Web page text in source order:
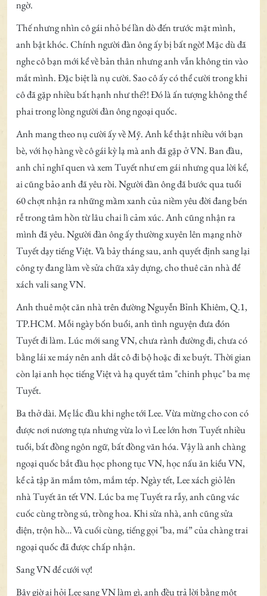
ngờ.
Thế nhưng nhìn cô gái nhỏ bé lần dò đến trước mặt mình,
anh bật khóc. Chính người đàn ông ấy bị bất ngờ! Mặc dù đã
nghe cô bạn mới kể về bản thân nhưng anh vẫn không tin vào
mắt mình. Đặc biệt là nụ cười. Sao cô ấy có thể cười trong khi
cô đã gặp nhiều bất hạnh như thế?! Đó là ấn tượng không thể
phai trong lòng người đàn ông ngoại quốc.
Anh mang theo nụ cười ấy về Mỹ. Anh kể thật nhiều với bạn
bè, với họ hàng về cô gái kỳ lạ mà anh đã gặp ở VN. Ban đầu,
anh chỉ nghĩ quen và xem Tuyết như em gái nhưng qua lời kể,
ai cũng bảo anh đã yêu rồi. Người đàn ông đã bước qua tuổi
60 chợt nhận ra những mầm xanh của niềm yêu đời đang bén
rễ trong tâm hồn từ lâu chai lì cảm xúc. Anh cũng nhận ra
mình đã yêu. Người đàn ông ấy thường xuyên lên mạng nhờ
Tuyết dạy tiếng Việt. Và bảy tháng sau, anh quyết định sang lại
công ty đang làm về sửa chữa xây dựng, cho thuê căn nhà để
xách vali sang VN.
Anh thuê một căn nhà trên đường Nguyễn Bỉnh Khiêm, Q.1,
TP.HCM. Mỗi ngày bốn buổi, anh tình nguyện đưa đón
Tuyết đi làm. Lúc mới sang VN, chưa rành đường đi, chưa có
bằng lái xe máy nên anh dắt cô đi bộ hoặc đi xe buýt. Thời gian
còn lại anh học tiếng Việt và hạ quyết tâm "chinh phục" ba mẹ
Tuyết.
Ba thở dài. Mẹ lắc đầu khi nghe tới Lee. Vừa mừng cho con có
được nơi nương tựa nhưng vừa lo vì Lee lớn hơn Tuyết nhiều
tuổi, bất đồng ngôn ngữ, bất đồng văn hóa. Vậy là anh chàng
ngoại quốc bắt đầu học phong tục VN, học nấu ăn kiểu VN,
kể cả tập ăn mắm tôm, mắm tép. Ngày tết, Lee xách giỏ lên
nhà Tuyết ăn tết VN. Lúc ba mẹ Tuyết ra rẫy, anh cũng vác
cuốc cùng trồng sú, trồng hoa. Khi sửa nhà, anh cũng sửa
điện, trộn hồ… Và cuối cùng, tiếng gọi "ba, má” của chàng trai
ngoại quốc đã được chấp nhận.
Sang VN để cưới vợ!
Bây giờ ai hỏi Lee sang VN làm gì, anh đều trả lời bằng một